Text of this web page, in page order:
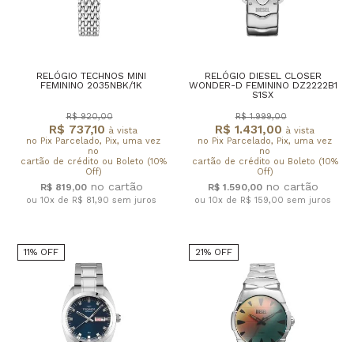
RELÓGIO TECHNOS MINI
FEMININO 2035NBK/1K
R$ 737,10 à vista
no Pix Parcelado, Pix, uma vez
no
cartão de crédito ou Boleto (10%
Off)
R$ 920,00
R$ 819,00
ou 10x de R$ 81,90 sem juros
RELÓGIO DIESEL CLOSER
WONDER-D FEMININO DZ2222B1
S1SX
R$ 1.431,00 à vista
no Pix Parcelado, Pix, uma vez
no
cartão de crédito ou Boleto (10%
Off)
R$ 1.999,00
R$ 1.590,00
ou 10x de R$ 159,00 sem juros
11% OFF 21% OFF